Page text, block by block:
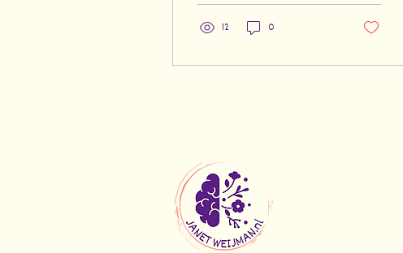
zachtheid meer ruimte en
ontspanning brengen.
12 0